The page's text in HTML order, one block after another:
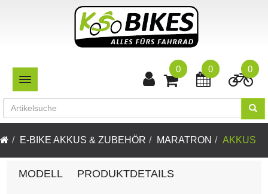
TOGGLE NAVIGATION
0
0
0
E-BIKE AKKUS & ZUBEHÖR MARATRON AKKUS
MODELL PRODUKTDETAILS